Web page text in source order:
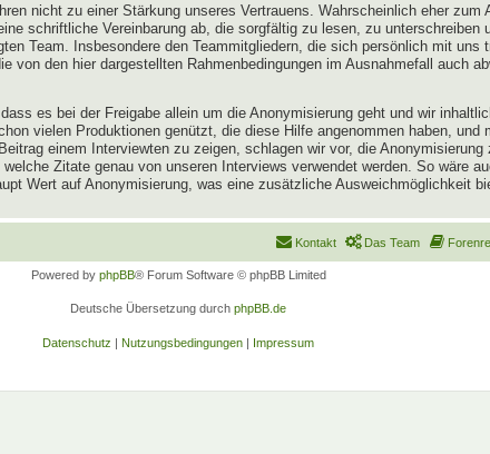
nicht zu einer Stärkung unseres Vertrauens. Wahrscheinlich eher zum
schriftliche Vereinbarung ab, die sorgfältig zu lesen, zu
Team. Insbesondere den Teammitgliedern, die sich persönlich mit uns
den hier dargestellten Rahmenbedingungen im Ausnahmefall auch
es bei der Freigabe allein um die Anonymisierung geht und wir
vielen Produktionen genützt, die diese Hilfe angenommen haben, und
einem Interviewten zu zeigen, schlagen wir vor, die
Zitate genau von unseren Interviews verwendet werden. So wäre
Wert auf Anonymisierung, was eine zusätzliche Ausweichmöglichkeit
Das Team
Kontakt
Powered by phpBB® Forum Software © phpBB Limited
Deutsche Übersetzung durch phpBB.de
Datenschutz | Nutzungsbedingungen | Impressum